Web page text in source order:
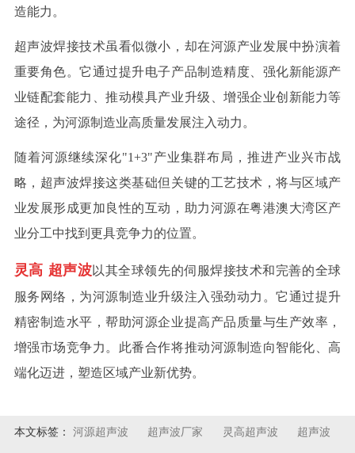
造能力。
超声波焊接技术虽看似微小，却在河源产业发展中扮演着
重要角色。它通过提升电子产品制造精度、强化新能源产
业链配套能力、推动模具产业升级、增强企业创新能力等
途径，为河源制造业高质量发展注入动力。
随着河源继续深化"1+3"产业集群布局，推进产业兴市战
略，超声波焊接这类基础但关键的工艺技术，将与区域产
业发展形成更加良性的互动，助力河源在粤港澳大湾区产
业分工中找到更具竞争力的位置。
灵高 超声波以其全球领先的伺服焊接技术和完善的全球
服务网络，为河源制造业升级注入强劲动力。它通过提升
精密制造水平，帮助河源企业提高产品质量与生产效率，
增强市场竞争力。此番合作将推动河源制造向智能化、高
端化迈进，塑造区域产业新优势。
本文标签： 河源超声波 超声波厂家 灵高超声波 超声波